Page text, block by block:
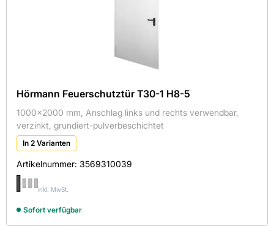
KNAUF AMF
SEMIN S.A.S
Hörmann Feuerschutztür T30-1 H8-5
1000x2000 mm, Anschlag links und rechts verwendbar,
verzinkt, grundiert-pulverbeschichtet
In 2 Varianten
Artikelnummer: 3569310039
inkl. MwSt.
Sofort verfügbar